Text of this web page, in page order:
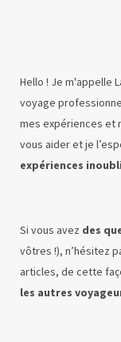
Hello ! Je m'appelle
voyage
mes expériences et
vous aider et je
expériences
Si vous avez des
vôtres !), n’hésitez
articles, de cette
les autres